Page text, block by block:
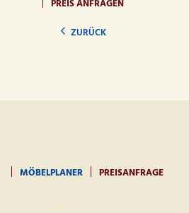
PREIS ANFRAGEN
ZURÜCK
MÖBELPLANER PREISANFRAGE